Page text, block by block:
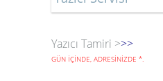
Yazıcı Tamiri >>>
GÜN İÇİNDE, ADRESİNİZDE *.